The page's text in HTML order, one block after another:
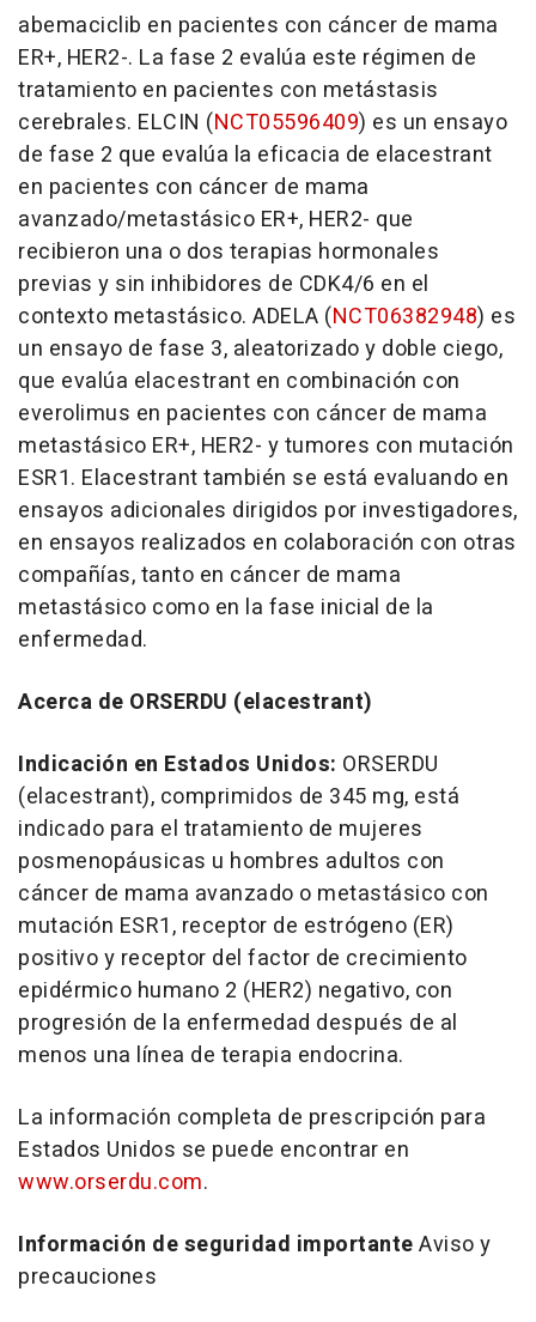
abemaciclib en pacientes con cáncer de mama
ER+, HER2-. La fase 2 evalúa este régimen de
tratamiento en pacientes con metástasis
cerebrales. ELCIN (NCT05596409) es un ensayo
de fase 2 que evalúa la eficacia de elacestrant
en pacientes con cáncer de mama
avanzado/metastásico ER+, HER2- que
recibieron una o dos terapias hormonales
previas y sin inhibidores de CDK4/6 en el
contexto metastásico. ADELA (NCT06382948) es
un ensayo de fase 3, aleatorizado y doble ciego,
que evalúa elacestrant en combinación con
everolimus en pacientes con cáncer de mama
metastásico ER+, HER2- y tumores con mutación
ESR1. Elacestrant también se está evaluando en
ensayos adicionales dirigidos por investigadores,
en ensayos realizados en colaboración con otras
compañías, tanto en cáncer de mama
metastásico como en la fase inicial de la
enfermedad.
Acerca de ORSERDU (elacestrant)
Indicación en Estados Unidos: ORSERDU
(elacestrant), comprimidos de 345 mg, está
indicado para el tratamiento de mujeres
posmenopáusicas u hombres adultos con
cáncer de mama avanzado o metastásico con
mutación ESR1, receptor de estrógeno (ER)
positivo y receptor del factor de crecimiento
epidérmico humano 2 (HER2) negativo, con
progresión de la enfermedad después de al
menos una línea de terapia endocrina.
La información completa de prescripción para
Estados Unidos se puede encontrar en
www.orserdu.com.
Información de seguridad importanteAviso y
precauciones